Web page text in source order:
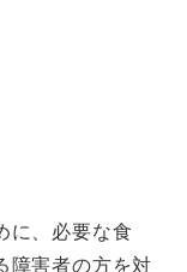
に、必要な食
障害者の方を対